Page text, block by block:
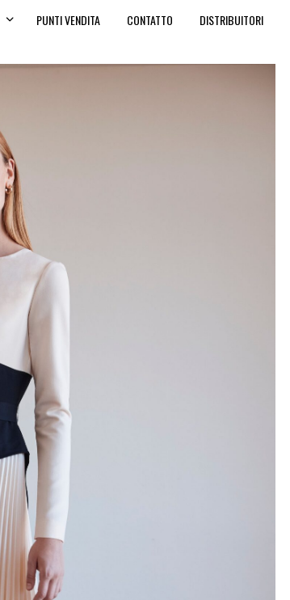
PUNTI VENDITA CONTATTO DISTRIBUITORI